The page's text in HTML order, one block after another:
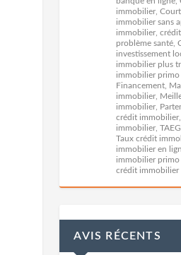
immobilier ,
immobilier sans
immobilier ,
problème santé ,
investissement
immobilier plus
immobilier primo
Financement
immobilier
immobilier
crédit immobilier
immobilier ,
Taux crédit
immobilier en
immobilier primo
crédit immobilier
AVIS RÉCENTS